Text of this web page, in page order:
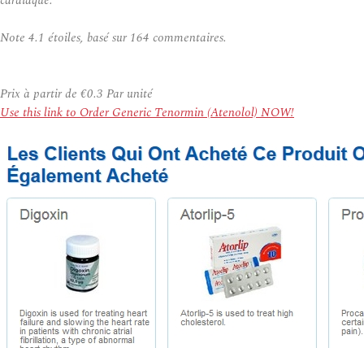
Note 4.1 étoiles, basé sur 164 commentaires.
Prix à partir de €0.3 Par unité
Use this link to Order Generic Tenormin (Atenolol) NOW!